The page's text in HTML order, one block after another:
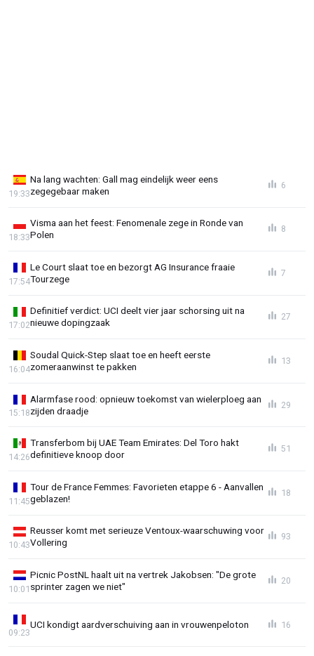
Na lang wachten: Gall mag eindelijk weer eens
zegegebaar maken
19:33
6
Visma aan het feest: Fenomenale zege in Ronde van
Polen
18:33
8
Le Court slaat toe en bezorgt AG Insurance fraaie
Tourzege
17:54
7
Definitief verdict: UCI deelt vier jaar schorsing uit na
nieuwe dopingzaak
17:02
27
Soudal Quick-Step slaat toe en heeft eerste
zomeraanwinst te pakken
16:04
13
Alarmfase rood: opnieuw toekomst van wielerploeg aan
zijden draadje
15:18
29
Transferbom bij UAE Team Emirates: Del Toro hakt
definitieve knoop door
14:26
51
Tour de France Femmes: Favorieten etappe 6 - Aanvallen
geblazen!
11:45
18
Reusser komt met serieuze Ventoux-waarschuwing voor
Vollering
10:43
93
Picnic PostNL haalt uit na vertrek Jakobsen: "De grote
sprinter zagen we niet"
10:01
20
UCI kondigt aardverschuiving aan in vrouwenpeloton
09:23
16